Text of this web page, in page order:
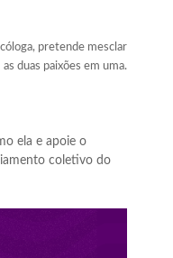
pretende mesclar
as duas paixões em uma.
ela e apoie o
coletivo do